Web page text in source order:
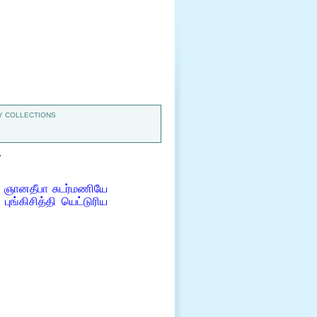
COLLECTIONS
ஞானதீபா சுடர்மணியே
யெட்டுரிய